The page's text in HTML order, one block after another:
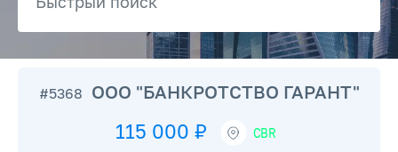
#5368 ООО "БАНКРОТСТВО ГАРАНТ"
115 000 ₽ CBR